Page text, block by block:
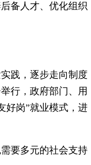
备人才、优化组织
践，逐步走向制度
行，政府部门、用
好岗”就业模式，进
要多元的社会支持